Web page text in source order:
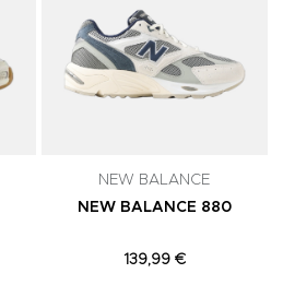
NEW BALANCE
NEW BALANCE 880
139,99 €